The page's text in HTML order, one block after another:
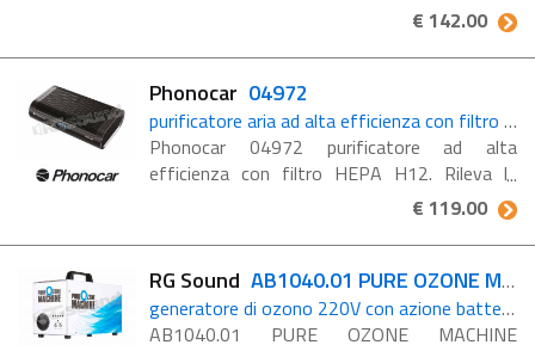
anteriore da quella posteriore di auto e van.
Perfetta per chi ha l’esigenza di caricare
passeggeri ...
€ 142.00
Phonocar 04972
purificatore aria ad alta efficienza con filtro HEPA H12
Phonocar 04972 purificatore ad alta
efficienza con filtro HEPA H12. Rileva la
qualità dell’aria nell’abitacolo, la purifica e la
rimette in circolo assicurando un ottimale
livello di ...
€ 119.00
RG Sound AB1040.01 PURE OZONE MACHINE
generatore di ozono 220V con azione battericida: disinfetta ed elimina completamente gli odori degli ambienti e superfici
AB1040.01 PURE OZONE MACHINE